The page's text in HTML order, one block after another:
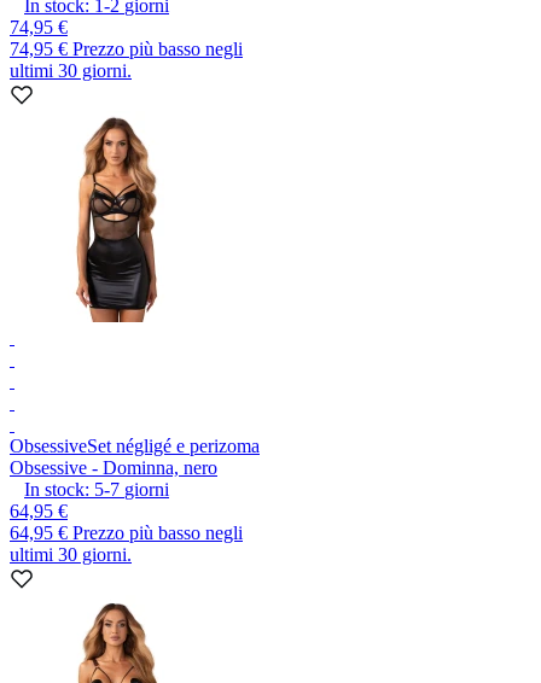
In stock: 1-2 giorni
74,95 €
74,95 € Prezzo più basso negli
ultimi 30 giorni.
ObsessiveSet négligé e perizoma
Obsessive - Dominna, nero
In stock: 5-7 giorni
64,95 €
64,95 € Prezzo più basso negli
ultimi 30 giorni.